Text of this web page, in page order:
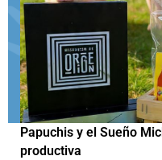
Papuchis y el Sueño
productiva